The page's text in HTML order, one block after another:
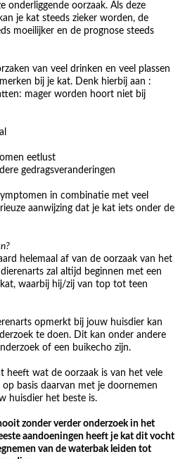
onderliggende oorzaak. Als deze
je kat steeds zieker worden, de
moeilijker en de prognose steeds
van veel drinken en veel plassen
bij je kat. Denk hierbij aan :
mager worden hoort niet bij
eetlust
gedragsveranderingen
in combinatie met veel
aanwijzing dat je kat iets onder de
helemaal af van de oorzaak van het
zal altijd beginnen met een
waarbij hij/zij van top tot teen
opmerkt bij jouw huisdier kan
te doen. Dit kan onder andere
of een buikecho zijn.
heeft wat de oorzaak is van het vele
basis daarvan met je doornemen
huisdier het beste is.
zonder verder onderzoek in het
aandoeningen heeft je kat dit vocht
van de waterbak leiden tot